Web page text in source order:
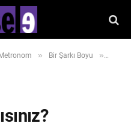
Metronom » Bir Şarkı Boyu »